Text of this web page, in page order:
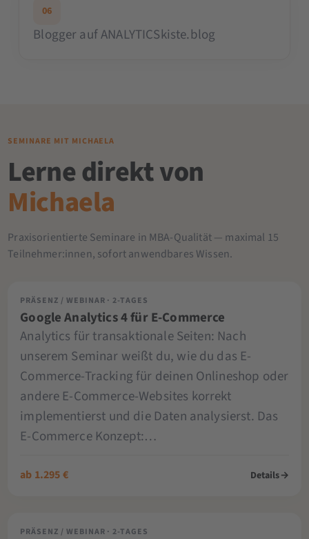
06
Blogger auf ANALYTICSkiste.blog
SEMINARE MIT MICHAELA
Lerne direkt von
Michaela
Praxisorientierte Seminare in MBA-Qualität — maximal 15
Teilnehmer:innen, sofort anwendbares Wissen.
PRÄSENZ / WEBINAR · 2-TAGES
Google Analytics 4 für E-Commerce
Analytics für transaktionale Seiten: Nach
unserem Seminar weißt du, wie du das E-
Commerce-Tracking für deinen Onlineshop oder
andere E-Commerce-Websites korrekt
implementierst und die Daten analysierst. Das
E-Commerce Konzept:…
ab 1.295 € Details→
PRÄSENZ / WEBINAR · 2-TAGES